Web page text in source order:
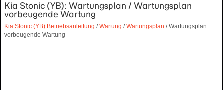
Kia Stonic (YB): Wartungsplan / Wartungsplan
vorbeugende Wartung
Kia Stonic (YB) Betriebsanleitung /Wartung /Wartungsplan / Wartungsplan
vorbeugende Wartung